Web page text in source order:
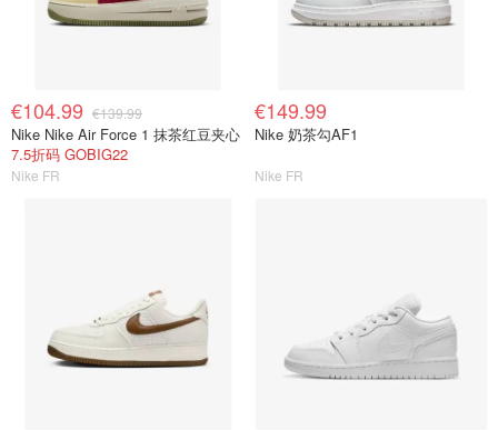
€104.99 €139.99
Nike Nike Air Force 1 抹茶红豆夹心
7.5折码 GOBIG22
Nike FR
€149.99
Nike 奶茶勾AF1
Nike FR